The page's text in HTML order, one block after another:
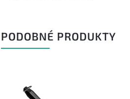
PODOBNÉ PRODUKTY